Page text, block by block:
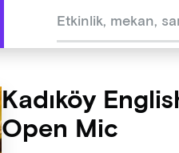
Kadıköy
Open Mic